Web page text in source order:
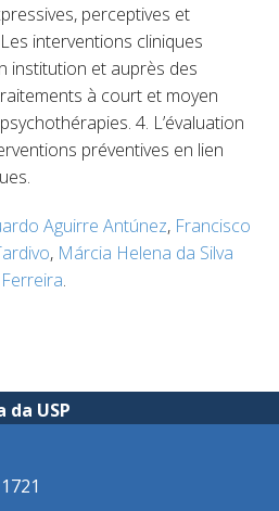
perceptives et
interventions cliniques
institution et auprès des
à court et moyen
4. L’évaluation
préventives en lien
Aguirre Antúnez, Francisco
, Márcia Helena da Silva
.
USP